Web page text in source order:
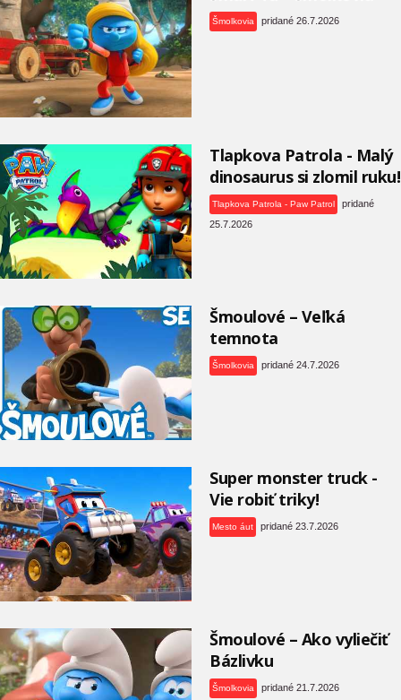
Šmolkovia pridané 26.7.2026
Tlapkova Patrola - Malý
dinosaurus si zlomil ruku!
Tlapkova Patrola - Paw Patrol
pridané
25.7.2026
Šmoulové – Veľká
temnota
Šmolkovia pridané 24.7.2026
Super monster truck -
Vie robiť triky!
Mesto áut pridané 23.7.2026
Šmoulové – Ako vyliečiť
Bázlivku
Šmolkovia pridané 21.7.2026